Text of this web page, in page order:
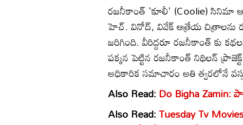
రజనీకాంత్ 'కూలీ' (Coolie) సినిమా
హెచ్. వినోద్, వివేక్ ఆత్రేయ చిత్రాలను
జరిగింది. వీరిద్దరూ రజనీకాంత్ కు
పక్కన పెట్టిన రజనీకాంత్ నిథిలన్
అధికారిక సమాచారం అతి త్వరలోనే
Also Read: Do Bigha Zamin:
Also Read:Tuesday Tv